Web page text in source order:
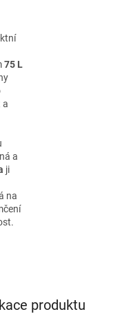
75 L
a
a
ji
na
produktu